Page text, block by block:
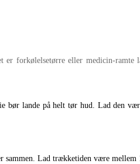
forkølelsetørre eller medicin-
lande på helt tør hud. Lad den
Lad trækketiden være mellem